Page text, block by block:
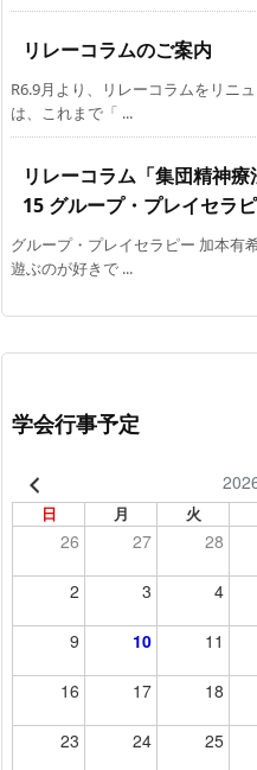
リレーコラムのご案内
R6.9月より、リレーコラムをリニ
は、これまで「 ...
リレーコラム「集団精神
15 グループ・プレイセラ
グループ・プレイセラピー 加本有
遊ぶのが好きで ...
学会行事予定
日 月 火
26 27 28
2 3 4
9 10 11
16 17 18
23 24 25